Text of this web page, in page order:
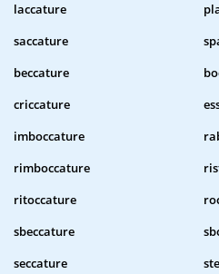
laccature
saccature
beccature
criccature
imboccature
rimboccature
ritoccature
sbeccature
seccature